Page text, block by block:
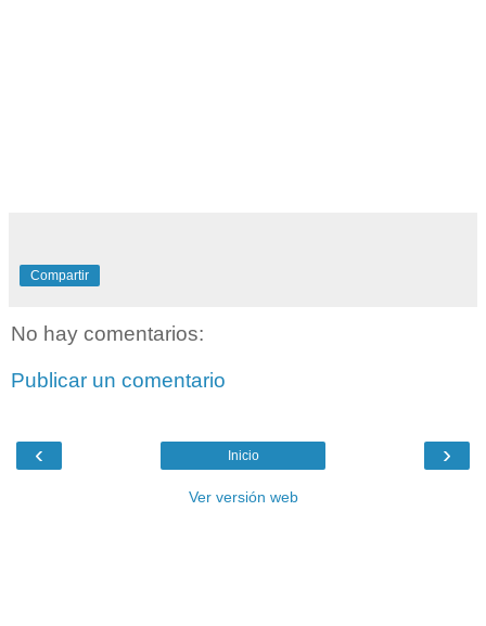
Compartir
No hay comentarios:
Publicar un comentario
‹ ›
Inicio
Ver versión web